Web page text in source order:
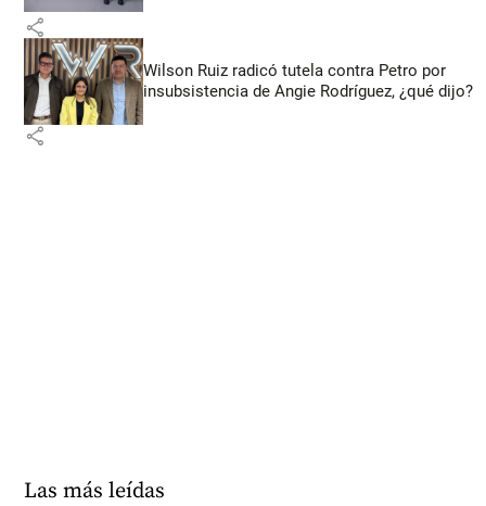
share
Wilson Ruiz radicó tutela contra Petro por
insubsistencia de Angie Rodríguez, ¿qué dijo?
share
Las más leídas